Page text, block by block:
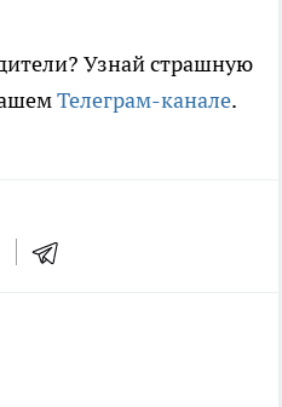
Узнай страшную
Телеграм-канале.